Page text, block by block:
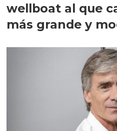
wellboat al que
más grande y